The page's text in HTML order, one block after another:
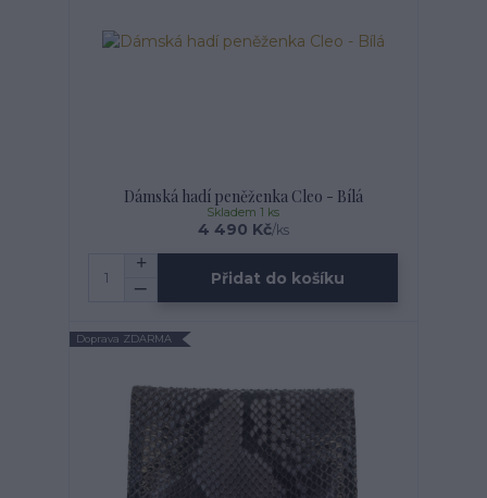
Dámská hadí peněženka Cleo - Bílá
4 490 Kč/ks
Skladem 1 ks
Přidat do košíku
Doprava ZDARMA